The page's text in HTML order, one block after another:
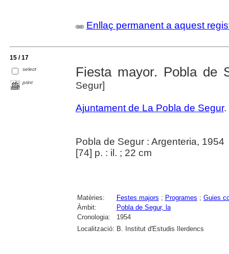
Enllaç permanent a aquest
15 / 17
select
print
Fiesta mayor. Pobla de
Segur]
Ajuntament de La Pobla de Segur.
Pobla de Segur : Argenteria, 1954
[74] p. : il. ; 22 cm
Matèries: Festes majors ; Programes ; Guies
Àmbit:
Pobla de Segur, la
Cronologia:
1954
Localització: B. Institut d'Estudis Ilerdencs